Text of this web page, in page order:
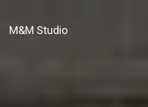
M&M Studio